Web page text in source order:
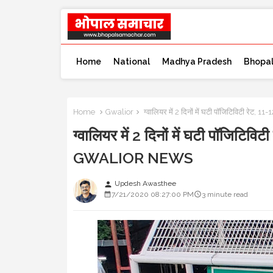
Home National Madhya Pradesh Bhopal
Home Gwalior ग्वालियर में 2 दिनों में घटी पॉजिटिविटी
ग्वालियर में 2 दिनों में घटी
GWALIOR NEWS
person Updesh Awasthee
7/21/2020 08:27:00 PM
3 minute read